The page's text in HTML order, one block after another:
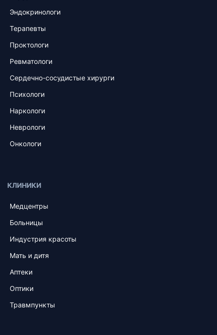
Эндокринологи
Терапевты
Проктологи
Ревматологи
Сердечно-сосудистые хирурги
Психологи
Наркологи
Неврологи
Онкологи
КЛИНИКИ
Медцентры
Больницы
Индустрия красоты
Мать и дитя
Аптеки
Оптики
Травмпункты